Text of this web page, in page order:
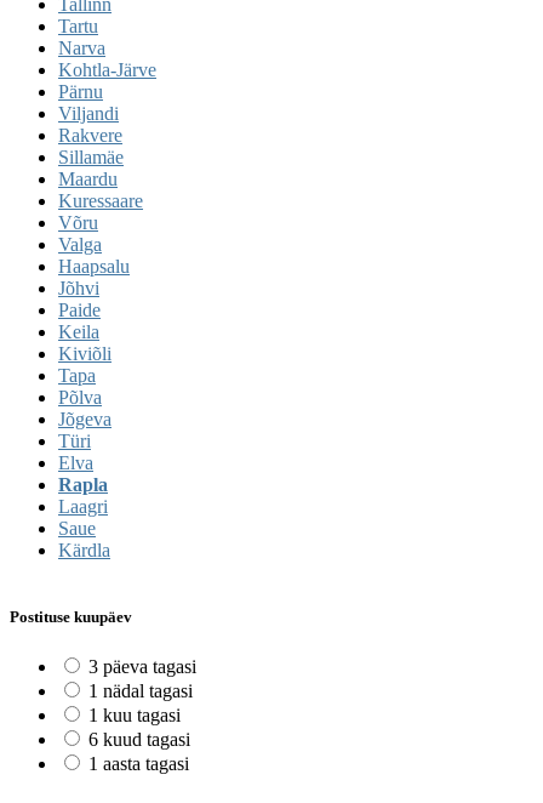
Tartu
Narva
Kohtla-Järve
Pärnu
Viljandi
Rakvere
Sillamäe
Maardu
Kuressaare
Võru
Valga
Haapsalu
Jõhvi
Paide
Keila
Kiviõli
Tapa
Põlva
Jõgeva
Türi
Elva
Rapla
Laagri
Saue
Kärdla
Postituse kuupäev
3 päeva tagasi
1 nädal tagasi
1 kuu tagasi
6 kuud tagasi
1 aasta tagasi